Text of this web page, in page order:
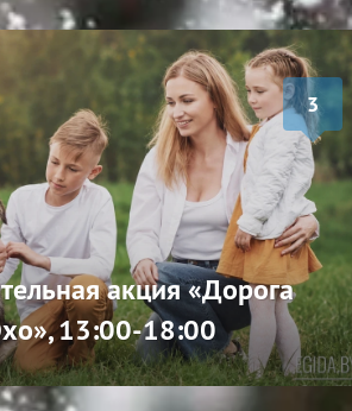
3
акция «Дорога
13:00-18:00